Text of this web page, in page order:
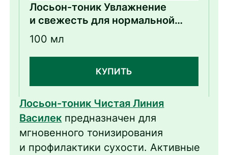
Лосьон-тоник Увлажнение
и свежесть для нормальной
кожи с гиалуроном
и экстрактом василька
100 мл
КУПИТЬ
Лосьон-тоник Чистая Линия
Василек предназначен для
мгновенного тонизирования
и профилактики сухости. Активные